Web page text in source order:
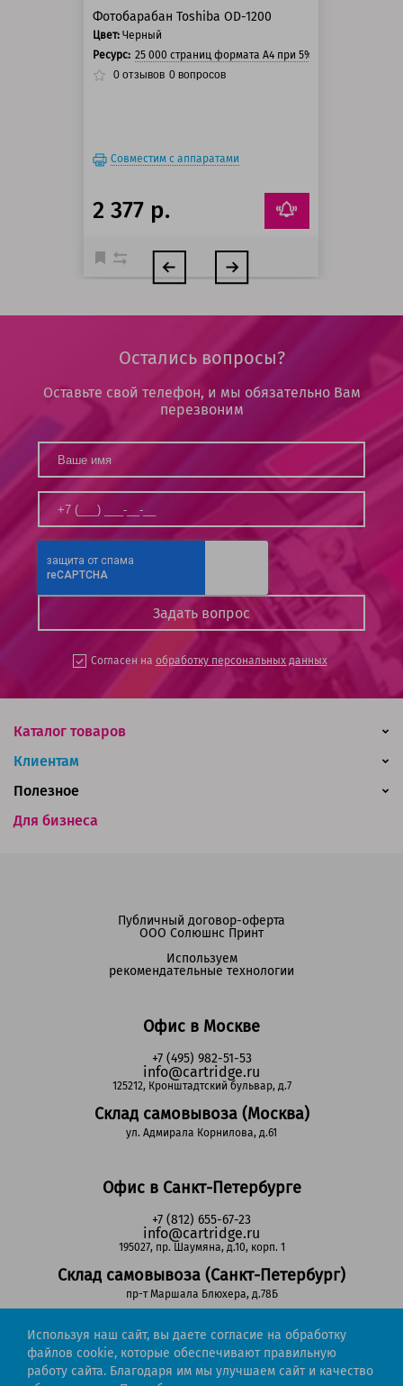
Фотобарабан Toshiba OD-1200
Цвет: Черный
Ресурс: 25 000 страниц формата А4 при 5% заполнении
0 отзывов 0 вопросов
Совместим с аппаратами
2 377 р.
Остались вопросы?
Оставьте свой телефон, и мы обязательно Вам
перезвоним
Согласен на обработку персональных данных
Каталог товаров
Клиентам
Для бизнеса
Полезное
Офис в Москве
+7 (495) 982-51-53
info@cartridge.ru
125212, Кронштадтский бульвар, д.7
Склад самовывоза (Москва)
ул. Адмирала Корнилова, д.61
Офис в Санкт-Петербурге
+7 (812) 655-67-23
info@cartridge.ru
195027, пр. Шаумяна, д.10, корп. 1
Склад самовывоза (Санкт-Петербург)
пр-т Маршала Блюхера, д.78Б
Регионы РФ
8-800-302-51-53
Публичный договор-оферта
ООО Солюшнс Принт
Используем
рекомендательные технологии
Используя наш сайт, вы даете согласие на обработку
файлов cookie, которые обеспечивают правильную
работу сайта. Благодаря им мы улучшаем сайт и качество